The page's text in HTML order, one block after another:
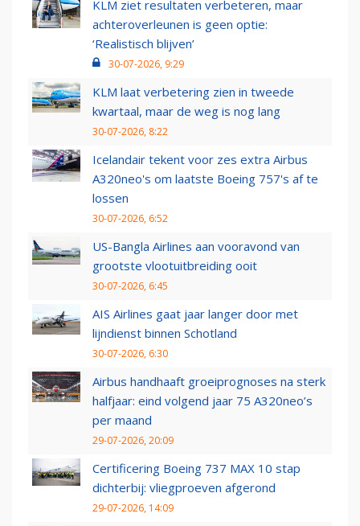
KLM ziet resultaten verbeteren, maar
achteroverleunen is geen optie:
‘Realistisch blijven’
30-07-2026, 9:29
KLM laat verbetering zien in tweede
kwartaal, maar de weg is nog lang
30-07-2026, 8:22
Icelandair tekent voor zes extra Airbus
A320neo's om laatste Boeing 757's af te
lossen
30-07-2026, 6:52
US-Bangla Airlines aan vooravond van
grootste vlootuitbreiding ooit
30-07-2026, 6:45
AIS Airlines gaat jaar langer door met
lijndienst binnen Schotland
30-07-2026, 6:30
Airbus handhaaft groeiprognoses na sterk
halfjaar: eind volgend jaar 75 A320neo’s
per maand
29-07-2026, 20:09
Certificering Boeing 737 MAX 10 stap
dichterbij: vliegproeven afgerond
29-07-2026, 14:09